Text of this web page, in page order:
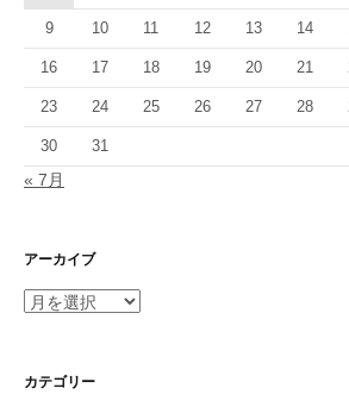
9 10 11 12 13 14
16 17 18 19 20 21
23 24 25 26 27 28
30 31
« 7月
アーカイブ
ア
イ
カテゴリー